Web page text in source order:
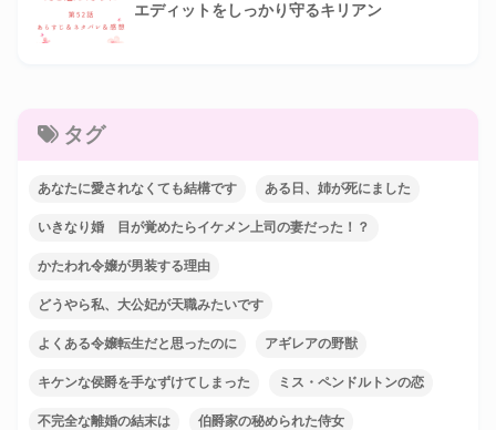
エディットをしっかり守るキリアン
タグ
あなたに愛されなくても結構です ある日、姉が死にました
いきなり婚 目が覚めたらイケメン上司の妻だった！？
かたわれ令嬢が男装する理由
どうやら私、大公妃が天職みたいです
よくある令嬢転生だと思ったのに アギレアの野獣
キケンな侯爵を手なずけてしまった ミス・ペンドルトンの恋
不完全な離婚の結末は 伯爵家の秘められた侍女